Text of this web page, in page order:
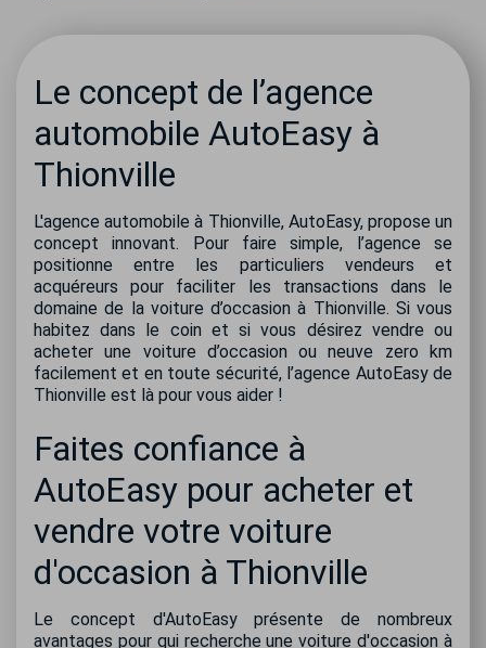
Le concept de l’agence
automobile AutoEasy à
Thionville
L'agence automobile à Thionville, AutoEasy, propose un
concept innovant. Pour faire simple, l’agence se
positionne entre les particuliers vendeurs et
acquéreurs pour faciliter les transactions dans le
domaine de la voiture d’occasion à Thionville. Si vous
habitez dans le coin et si vous désirez vendre ou
acheter une voiture d’occasion ou neuve zero km
facilement et en toute sécurité, l’agence AutoEasy de
Thionville est là pour vous aider !
Faites confiance à
AutoEasy pour acheter et
vendre votre voiture
d'occasion à Thionville
Le concept d'AutoEasy présente de nombreux
avantages pour qui recherche une voiture d'occasion à